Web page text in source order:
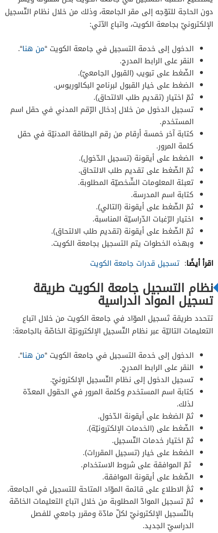
دون الحاجة للتوّجه إلى مقر الجامعة، وذلك من خلال نظام التّسجيل
الإلكترونيّ بجامعة الكويت، واتباع الآتي:
الدخول إلى خدمة التسجيل في جامعة الكويت “من هنا“.
النقر على الرابط المدرج.
الضّغط على تبويب (القبول الجامعيّ).
الضغط على خيار القبول لبرنامج البكالوريوس.
ثمّ اختيار (تقديم طلب الالتحاق).
تسجيل الدخول من خلال إدخال الرّقم المدني في حقل اسم
المستخدم.
كتابة آخر خمسة أرقام من رقم البطاقة المدنيّة في حقل
كلمة المرور.
الضغط على أيقونة (تسجيل الدّخول).
ثمّ الضّغط على تقديم طلب الالتحاق.
تعبئة المعلومات الشّخصيّة المطلوبة.
كتابة اسم المدرسة.
ثمّ الضّغط على أيقونة (التالي).
اختيار الرّغبات الدّراسيّة المناسبة.
ثمّ الضّغط على أيقونة (تقديم طلب الالتحاق).
وبهذه الخطوات يتم التسجيل بجامعة الكويت.
اقرأ أيضًا: تسجيل قدرات جامعة الكويت
نظام التسجيل جامعة الكويت طريقة
تسجيل المواد الدراسية
تتحدد طريقة تَسجيل الموّاد في جامعة الكويت من خلال اتباع
التعليمات التاليّة عبر نظام التّسجيل الإلكترونيّة الخاصّة بالجامعة:
الدخول إلى خدمة التسجيل في جامعة الكويت “من هنا“.
النقر على الرابط المدرج.
تسجيل الدخول إلى نظام التّسجيل الإلكترونيّ.
كتابة اسم المستخدم وكلمة المرور في الحقول المعدّة
لذلك.
ثمّ الضغط على أيقونة الدّخول.
الضّغط على (الخدمات الإلكترونيّة).
ثمّ اختيار خدمات التّسجيل.
الضغط على خيار (تسجيل المقررات).
ثمّ الموافقة على شروط الاستخدام.
الضّغط على أيقونة الموافقة.
ثمَّ الاطلاع على قائمة الموّاد المتاحة للتسجيل في الجامعة.
ثمّ تسجيل الموادّ المطلوبة من خلال اتباع التعليمات الخاصّة
بالتّسجيل الإلكترونيّ لكلّ مادّة ومقرر جامعي للفصل
الدراسيّ الجديد.